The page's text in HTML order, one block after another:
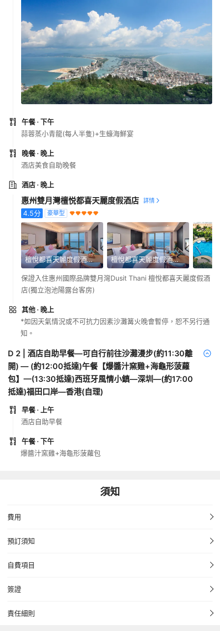
午餐 · 下午
蒜蓉蒸小青龍(每人半隻)+生蠔海鮮宴
晚餐 · 晚上
酒店美食自助晚餐
酒店 · 晚上
惠州雙月灣檀悦都喜天麗度假酒店
4.5分 豪華型
檀悅都喜天麗度假酒店 獨立泡池露台客房 檀悅都喜天麗度假酒店 獨立泡池露台大床客房
保證入住惠州國際品牌雙月灣Dusit Thani 檀悅都喜天麗度假酒
店(獨立泡池陽露台客房)
其他 · 晚上
*如因天氣情況或不可抗力因素沙灘篝火晚會暫停，恕不另行通
知。
D 2
酒店自助早餐—可自行前往沙灘漫步(約11:30離
開) — (約12:00抵達)午餐【爆醬汁窯雞+海龜形菠蘿
包】—(13:30抵達)西班牙風情小鎮—深圳—(約17:00
抵達)福田口岸—香港(自理)
早餐 · 上午
酒店自助早餐
午餐 · 下午
爆醬汁窯雞+海龜形菠蘿包
須知
費用
預訂須知
自費項目
簽證
責任細則